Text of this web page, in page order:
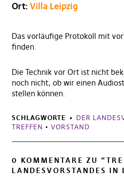
Ort: Villa Leipzig
Das vorläufige Protokoll mit
finden.
Die Technik vor Ort ist nicht
noch nicht, ob wir einen
stellen können.
SCHLAGWORTE DER
TREFFEN • VORSTAND
0 KOMMENTARE ZU “
LANDESVORSTANDES IN